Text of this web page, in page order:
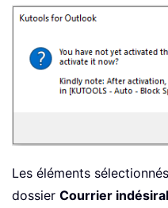
Les éléments
dossier Courrier